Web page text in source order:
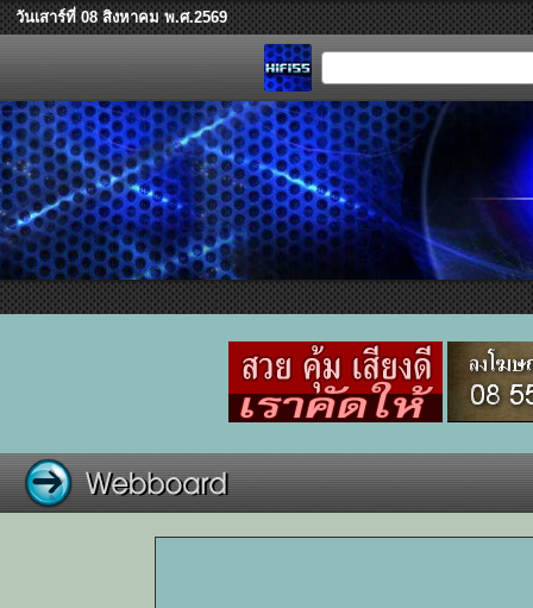
วันเสาร์ที่ 08 สิงหาคม พ.ศ.2569